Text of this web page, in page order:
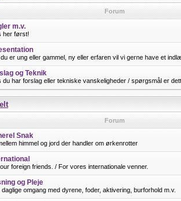
Forum
m.v.
her først!
er ung eller gammel, ny eller erfaren vil vi gerne have et
og Teknik
du har forslag eller tekniske vanskeligheder / spørgsmål er
Forum
Snak
himmel og jord der handler om ørkenrotter
foreign friends. / For vores internationale venner.
og Pleje
daglige omgang med dyrene, foder, aktivering, burforhold m.v.